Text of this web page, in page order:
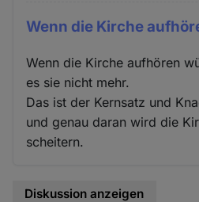
Wenn die Kirche
Wenn die Kirche aufhören
es sie nicht mehr.
Das ist der Kernsatz und
und genau daran wird die
scheitern.
Diskussion anzeigen